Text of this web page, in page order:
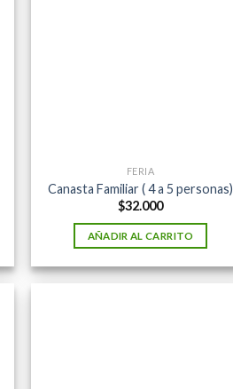
FERIA
Canasta Familiar ( 4 a 5 personas)
$32.000
AÑADIR AL CARRITO